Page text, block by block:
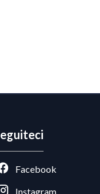
Facebook
Instagram